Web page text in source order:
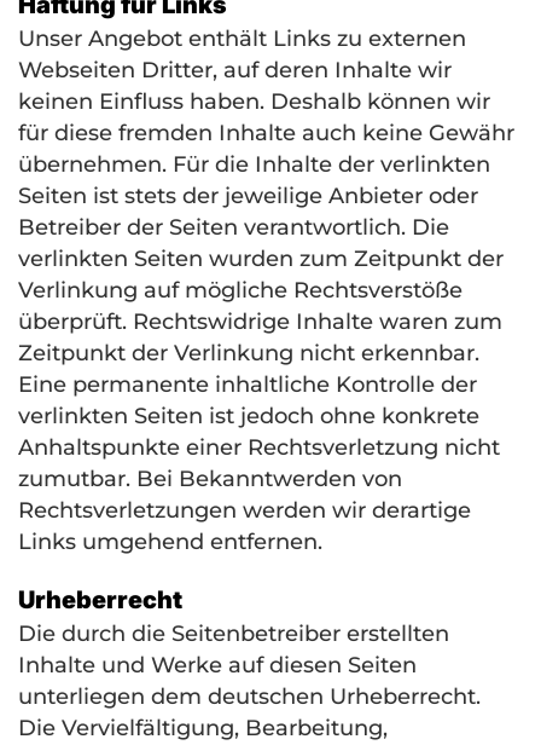
Unser Angebot enthält Links zu externen
Webseiten Dritter, auf deren Inhalte wir
keinen Einfluss haben. Deshalb können wir
für diese fremden Inhalte auch keine Gewähr
übernehmen. Für die Inhalte der verlinkten
Seiten ist stets der jeweilige Anbieter oder
Betreiber der Seiten verantwortlich. Die
verlinkten Seiten wurden zum Zeitpunkt der
Verlinkung auf mögliche Rechtsverstöße
überprüft. Rechtswidrige Inhalte waren zum
Zeitpunkt der Verlinkung nicht erkennbar.
Eine permanente inhaltliche Kontrolle der
verlinkten Seiten ist jedoch ohne konkrete
Anhaltspunkte einer Rechtsverletzung nicht
zumutbar. Bei Bekanntwerden von
Rechtsverletzungen werden wir derartige
Links umgehend entfernen.
Urheberrecht
Die durch die Seitenbetreiber erstellten
Inhalte und Werke auf diesen Seiten
unterliegen dem deutschen Urheberrecht.
Die Vervielfältigung, Bearbeitung,